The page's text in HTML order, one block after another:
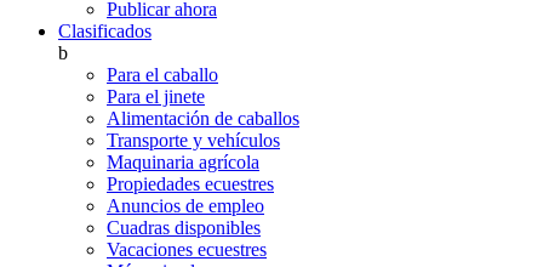
Publicar ahora
Clasificados
b
Para el caballo
Para el jinete
Alimentación de caballos
Transporte y vehículos
Maquinaria agrícola
Propiedades ecuestres
Anuncios de empleo
Cuadras disponibles
Vacaciones ecuestres